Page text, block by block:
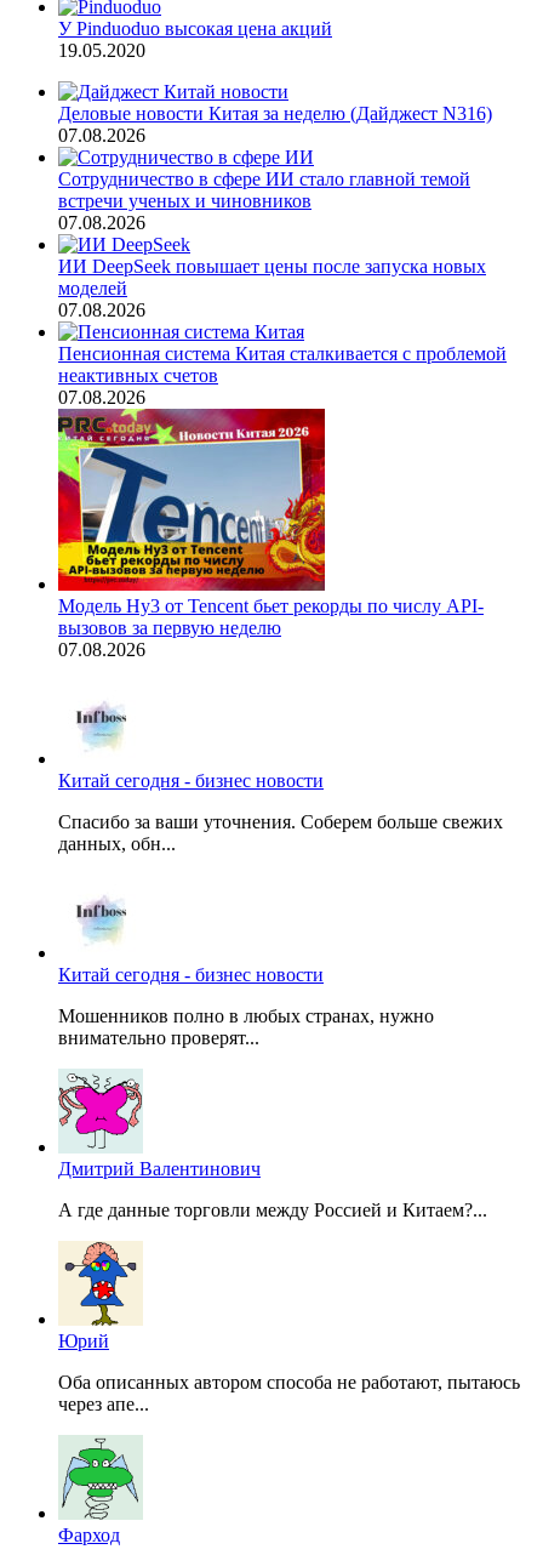
У Pinduoduo высокая цена акций
19.05.2020
Деловые новости Китая за неделю (Дайджест N316)
07.08.2026
Сотрудничество в сфере ИИ стало главной темой
встречи ученых и чиновников
07.08.2026
ИИ DeepSeek повышает цены после запуска новых
моделей
07.08.2026
Пенсионная система Китая сталкивается с проблемой
неактивных счетов
07.08.2026
Модель Hy3 от Tencent бьет рекорды по числу API-
вызовов за первую неделю
07.08.2026
Китай сегодня - бизнес новости
Спасибо за ваши уточнения. Соберем больше свежих
данных, обн...
Китай сегодня - бизнес новости
Мошенников полно в любых странах, нужно
внимательно проверят...
Дмитрий Валентинович
А где данные торговли между Россией и Китаем?...
Юрий
Оба описанных автором способа не работают, пытаюсь
через апе...
Фарход